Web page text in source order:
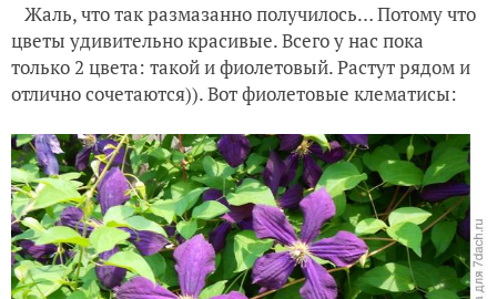
Жаль, что так размазанно получилось… Потому что
цветы удивительно красивые. Всего у нас пока
только 2 цвета: такой и фиолетовый. Растут рядом и
отлично сочетаются)). Вот фиолетовые клематисы: